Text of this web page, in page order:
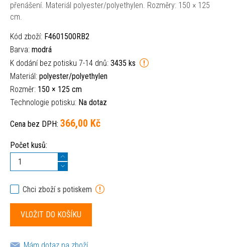
přenášení. Materiál polyester/polyethylen. Rozměry: 150 × 125
cm.
Kód zboží: F4601500RB2
Barva: modrá
K dodání bez potisku 7-14 dnů: 3435 ks
Materiál: polyester/polyethylen
Rozměr: 150 × 125 cm
Technologie potisku: Na dotaz
Cena bez DPH: 366,00 Kč
Počet kusů:
Chci zboží s potiskem